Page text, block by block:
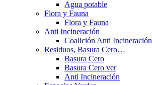
Agua potable
Flora y Fauna
Flora y Fauna
Anti Incineración
Coalición Anti Incineración
Residuos, Basura Cero…
Basura Cero
Basura Cero ver
Anti Incineración